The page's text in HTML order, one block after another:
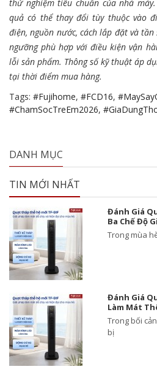
thử nghiệm tiêu chuẩn của nhà
quả có thể thay đổi tùy thuộc vào
điện, nguồn nước, cách lắp đặt và
ngưỡng phù hợp với điều kiện vận
lỗi sản phẩm. Thông số kỹ thuật áp
tại thời điểm mua hàng.
Tags: #Fujihome, #FCD16,
#ChamSocTreEm2026,
DANH MỤC
TIN MỚI NHẤT
Đánh Giá
Ba Chế Độ
Trong mùa
Đánh Giá
Làm Mát
Trong bối
bị